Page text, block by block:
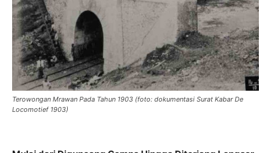
Terowongan Mrawan Pada Tahun 1903 (foto: dokumentasi Surat Kabar De
Locomotief 1903)